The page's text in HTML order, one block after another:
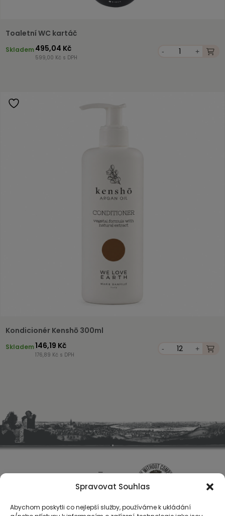
Spravovat Souhlas
Abychom poskytli co nejlepší služby, používáme k ukládání
Toaletní WC kartáč
Skladem495,04 Kč
599,00 Kč s DPH
- +
Kondicionér Kenshō 300ml
Skladem146,19 Kč
176,89 Kč s DPH
- +